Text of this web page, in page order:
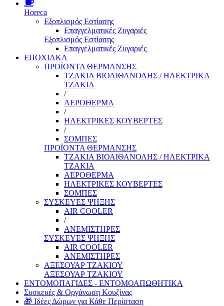
Horeca
Εξοπλισμός Εστίασης
Επαγγελματικές Ζυγαριές
Εξοπλισμός Εστίασης
Επαγγελματικές Ζυγαριές
ΕΠΟΧΙΑΚΑ
ΠΡΟΪΟΝΤΑ ΘΕΡΜΑΝΣΗΣ
ΤΖΑΚΙΑ ΒΙΟΑΙΘΑΝΟΛΗΣ / ΗΛΕΚΤΡΙΚΑ
ΤΖΑΚΙΑ
/
ΑΕΡΟΘΕΡΜΑ
/
ΗΛΕΚΤΡΙΚΕΣ ΚΟΥΒΕΡΤΕΣ
/
ΣΟΜΠΕΣ
ΠΡΟΪΟΝΤΑ ΘΕΡΜΑΝΣΗΣ
ΤΖΑΚΙΑ ΒΙΟΑΙΘΑΝΟΛΗΣ / ΗΛΕΚΤΡΙΚΑ
ΤΖΑΚΙΑ
ΑΕΡΟΘΕΡΜΑ
ΗΛΕΚΤΡΙΚΕΣ ΚΟΥΒΕΡΤΕΣ
ΣΟΜΠΕΣ
ΣΥΣΚΕΥΕΣ ΨΗΞΗΣ
AIR COOLER
/
ΑΝΕΜΙΣΤΗΡΕΣ
ΣΥΣΚΕΥΕΣ ΨΗΞΗΣ
AIR COOLER
ΑΝΕΜΙΣΤΗΡΕΣ
ΑΞΕΣΟΥΑΡ ΤΖΑΚΙΟΥ
ΑΞΕΣΟΥΑΡ ΤΖΑΚΙΟΥ
ΕΝΤΟΜΟΠΑΓΙΔΕΣ - ΕΝΤΟΜΟΑΠΩΘΗΤΙΚΑ
Συσκευές & Οργάνωση Κουζίνας
🎁 Ιδέες Δώρων για Κάθε Περίσταση